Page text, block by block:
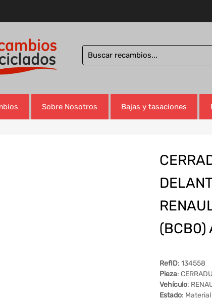
Sobre Nosotros Bajas y tasaciones
(BCB0)
RefID: 134558
Pieza:
Vehículo:
Estado: